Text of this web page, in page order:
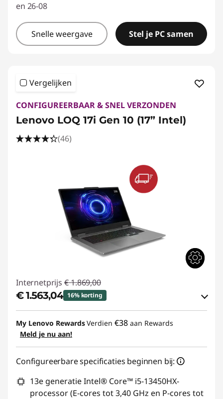
en 26-08
Snelle weergave Stel je PC samen
Vergelijken
CONFIGUREERBAAR & SNEL VERZONDEN
Lenovo LOQ 17i Gen 10 (17” Intel)
(46)
Internetprijs € 1.869,00
€ 1.563,04 16% korting
eCoupon-besparingen :-€ 305,96
eCoupon gebruiken :
My Lenovo RewardsVerdien €38 aan Rewards
Meld je nu aan!
Configureerbare specificaties beginnen bij:
13e generatie Intel® Core™ i5-13450HX-
processor (E-cores tot 3,40 GHz en P-cores tot